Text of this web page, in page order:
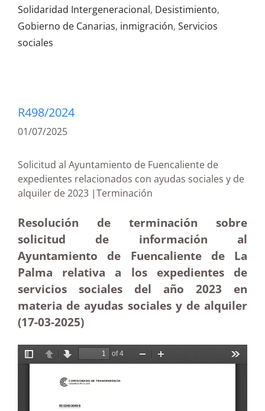
Solidaridad Intergeneracional, Desistimiento,
Gobierno de Canarias, inmigración, Servicios
sociales
R498/2024
01/07/2025
Solicitud al Ayuntamiento de Fuencaliente de
expedientes relacionados con ayudas sociales y de
alquiler de 2023 |Terminación
Resolución de terminación sobre
solicitud de información al
Ayuntamiento de Fuencaliente de La
Palma relativa a los expedientes de
servicios sociales del año 2023 en
materia de ayudas sociales y de alquiler
(17-03-2025)